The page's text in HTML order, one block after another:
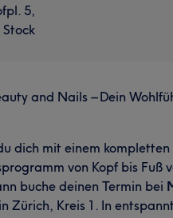
5,
Stock
and Nails – Dein
dich mit einem kompletten
von Kopf bis Fuß
buche deinen Termin bei
in Zürich, Kreis 1. In